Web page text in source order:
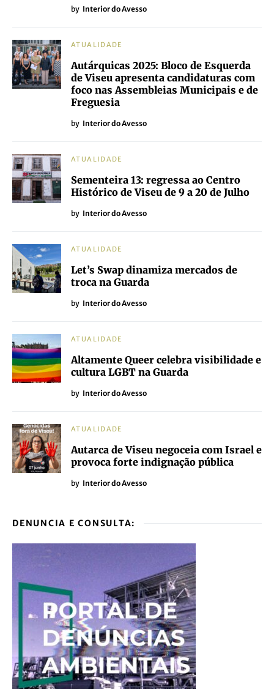
by Interior do Avesso
ATUALIDADE
Autárquicas 2025: Bloco de Esquerda
de Viseu apresenta candidaturas com
foco nas Assembleias Municipais e de
Freguesia
by Interior do Avesso
ATUALIDADE
Sementeira 13: regressa ao Centro
Histórico de Viseu de 9 a 20 de Julho
by Interior do Avesso
ATUALIDADE
Let’s Swap dinamiza mercados de
troca na Guarda
by Interior do Avesso
ATUALIDADE
Altamente Queer celebra visibilidade e
cultura LGBT na Guarda
by Interior do Avesso
ATUALIDADE
Autarca de Viseu negoceia com Israel e
provoca forte indignação pública
by Interior do Avesso
DENUNCIA E CONSULTA: